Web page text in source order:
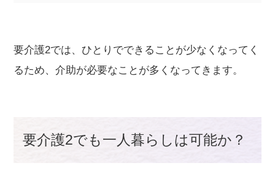
要介護2では、ひとりでできることが少なくなってく
るため、介助が必要なことが多くなってきます。
要介護2でも一人暮らしは可能か？